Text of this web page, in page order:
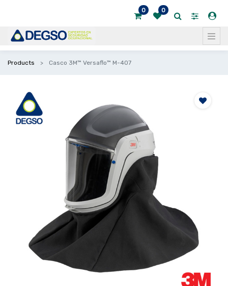
0 0
Products Casco 3M™ Versaflo™ M-407